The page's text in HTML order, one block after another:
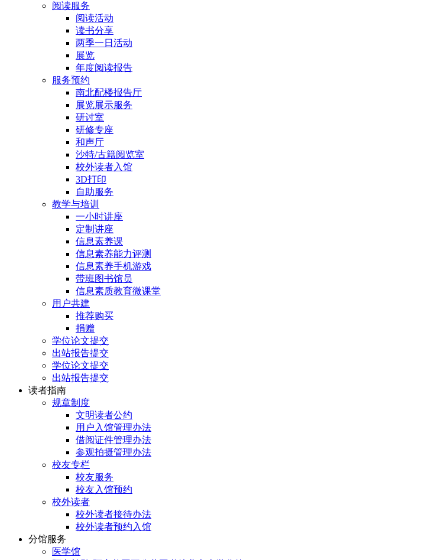
阅读服务
阅读活动
读书分享
两季一日活动
展览
年度阅读报告
服务预约
南北配楼报告厅
展览展示服务
研讨室
研修专座
和声厅
沙特/古籍阅览室
校外读者入馆
3D打印
自助服务
教学与培训
一小时讲座
定制讲座
信息素养课
信息素养能力评测
信息素养手机游戏
带班图书馆员
信息素质教育微课堂
用户共建
推荐购买
捐赠
学位论文提交
出站报告提交
学位论文提交
出站报告提交
读者指南
规章制度
文明读者公约
用户入馆管理办法
借阅证件管理办法
参观拍摄管理办法
校友专栏
校友服务
校友入馆预约
校外读者
校外读者接待办法
校外读者预约入馆
分馆服务
医学馆